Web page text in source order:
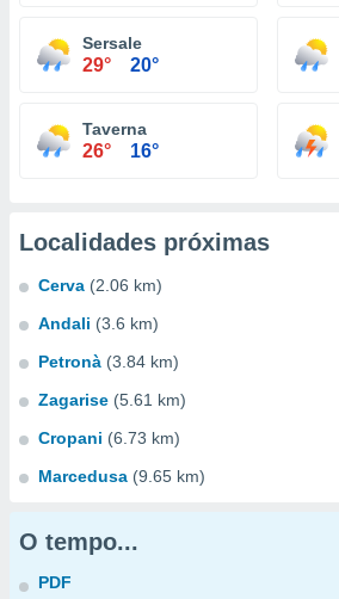
Sersale
29° 20°
Taverna
26° 16°
Localidades próximas
Cerva (2.06 km)
Andali (3.6 km)
Petronà (3.84 km)
Zagarise (5.61 km)
Cropani (6.73 km)
Marcedusa (9.65 km)
O tempo...
PDF